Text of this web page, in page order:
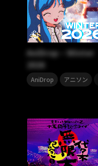
AniDrop – Winter
2026
AniDrop アニソン